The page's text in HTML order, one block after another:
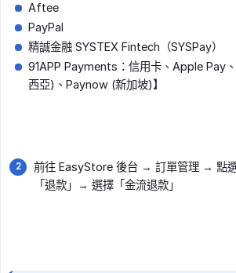
Aftee
PayPal
精誠金融 SYSTEX Fintech（SYSPay）
91APP Payments：信用卡、Apple Pay
西亞)、Paynow (新加坡)】
前往 EasyStore 後台 → 訂單管理 → 點
「退款」→ 選擇「金流退款」